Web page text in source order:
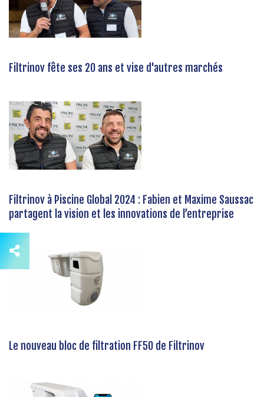
Filtrinov fête ses 20 ans et vise d'autres marchés
Filtrinov à Piscine Global 2024 : Fabien et Maxime Saussac
partagent la vision et les innovations de l’entreprise
Le nouveau bloc de filtration FF50 de Filtrinov